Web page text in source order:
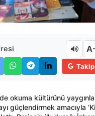
okuma kültürünü
güçlendirmek amacıyla